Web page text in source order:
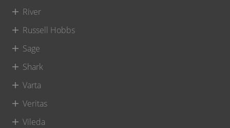
River
Russell Hobbs
Sage
Shark
Varta
Veritas
Vileda